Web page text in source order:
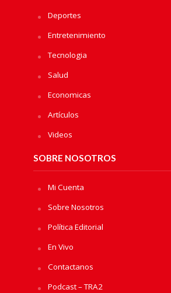
Deportes
Entretenimiento
Tecnologia
Salud
Economicas
Artículos
Videos
SOBRE NOSOTROS
Mi Cuenta
Sobre Nosotros
Política Editorial
En Vivo
Contactanos
Podcast – TRA2